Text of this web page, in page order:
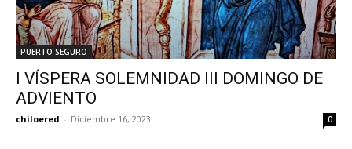
PUERTO SEGURO
I VÍSPERA SOLEMNIDAD III DOMINGO DE
ADVIENTO
chiloered - Diciembre 16, 2023 0